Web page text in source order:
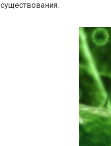
существования.